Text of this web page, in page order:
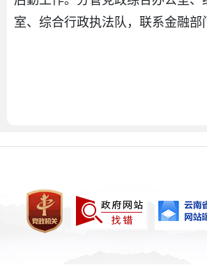
室、综合行政执法队，联系金融部